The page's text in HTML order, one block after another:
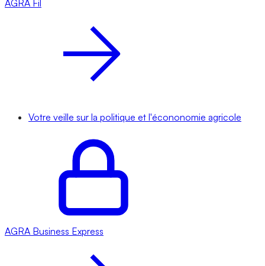
AGRA Fil
Votre veille sur la politique et l'écononomie agricole
AGRA Business Express